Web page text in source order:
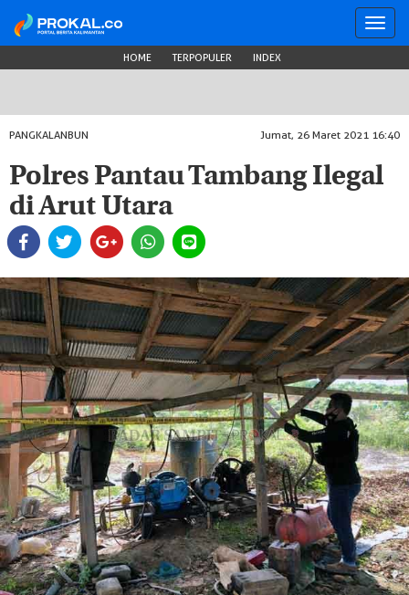
HOME TERPOPULER INDEX
PANGKALANBUN Jumat, 26 Maret 2021 16:40
Polres Pantau Tambang Ilegal
di Arut Utara